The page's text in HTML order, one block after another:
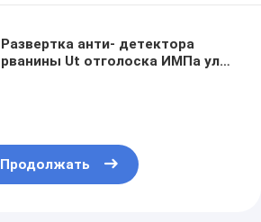
Развертка анти- детектора
рванины Ut отголоска ИМПа ульс
Продолжать